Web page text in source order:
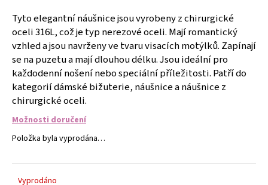
Tyto elegantní náušnice jsou vyrobeny z chirurgické
oceli 316L, což je typ nerezové oceli. Mají romantický
vzhled a jsou navrženy ve tvaru visacích motýlků. Zapínají
se na puzetu a mají dlouhou délku. Jsou ideální pro
každodenní nošení nebo speciální příležitosti. Patří do
kategorií dámské bižuterie, náušnice a náušnice z
chirurgické oceli.
Možnosti doručení
Položka byla vyprodána…
Vyprodáno
j
e
m
e
GUMIČKY
NA
NÁRAMKŮ
SADA
4400KS
DE